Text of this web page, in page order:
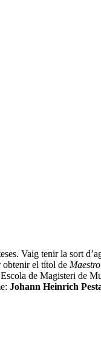
Vaig tenir la sort
obtenir el títol de
de Magisteri de
Johann Heinrich